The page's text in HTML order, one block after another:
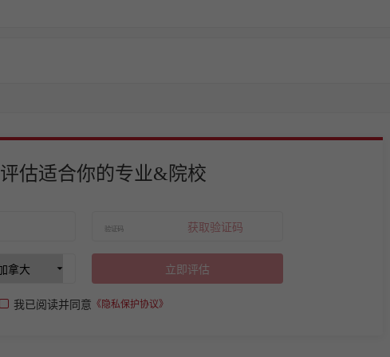
估适合你的专业&院校
获取验证码
立即评估
我已阅读并同意 《隐私保护协议》